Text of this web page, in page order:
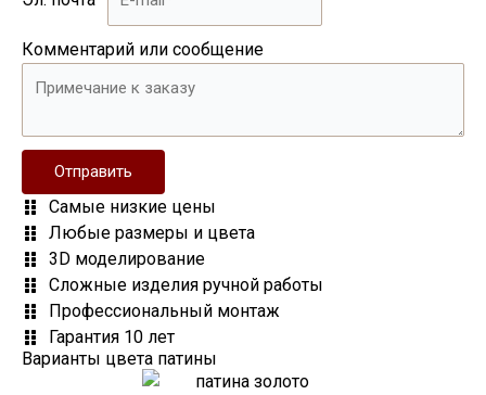
Комментарий или сообщение
Отправить
Самые низкие цены
Любые размеры и цвета
3D моделирование
Сложные изделия ручной работы
Профессиональный монтаж
Гарантия 10 лет
Варианты цвета патины